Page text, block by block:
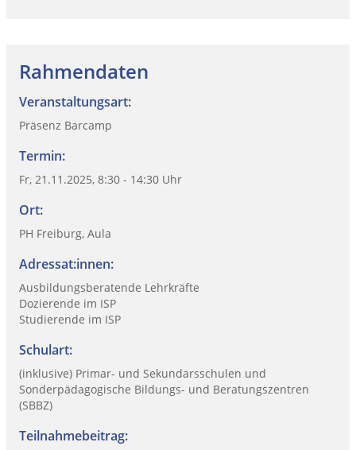
Rahmendaten
Veranstaltungsart:
Präsenz Barcamp
Termin:
Fr, 21.11.2025, 8:30 - 14:30 Uhr
Ort:
PH Freiburg, Aula
Adressat:innen:
Ausbildungsberatende Lehrkräfte
Dozierende im ISP
Studierende im ISP
Schulart:
(inklusive) Primar- und Sekundarsschulen und
Sonderpädagogische Bildungs- und Beratungszentren
(SBBZ)
Teilnahmebeitrag: